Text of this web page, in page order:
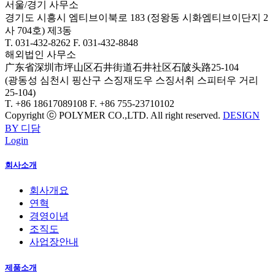
서울/경기 사무소
경기도 시흥시 엠티브이북로 183 (정왕동 시화엠티브이단지 2
사 704호) 제3동
T. 031-432-8262 F. 031-432-8848
해외법인 사무소
广东省深圳市坪山区石井街道石井社区石陂头路25-104
(광동성 심천시 핑산구 스징재도우 스징서취 스피터우 거리
25-104)
T. +86 18617089108 F. +86 755-23710102
Copyright ⓒ POLYMER CO.,LTD. All right reserved. DESIGN
BY 디담
Login
회사소개
회사개요
연혁
경영이념
조직도
사업장안내
제품소개